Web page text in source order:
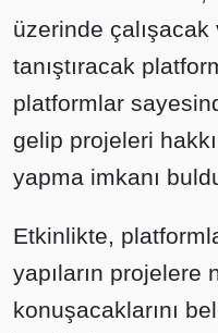
üzerinde
tanıştıracak
platformlar
gelip projeleri
yapma imkanı
Etkinlikte,
yapıların projelere
konuşacaklarını